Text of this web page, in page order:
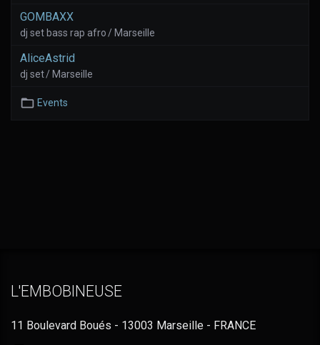
GOMBAXX
dj set bass rap afro / Marseille
AliceAstrid
dj set / Marseille
Events
L'EMBOBINEUSE
11 Boulevard Boués - 13003 Marseille - FRANCE